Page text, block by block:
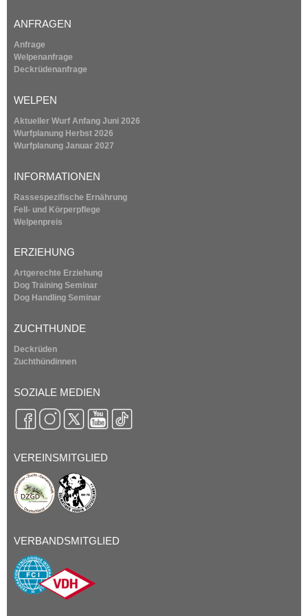
i
n
k
i
s
t
e
r
n
)
ANFRAGEN
Anfrage
Welpenanfrage
Deckrüdenanfrage
WELPEN
Aktueller Wurf Anfang Juni 2026
Wurfplanung Herbst 2026
Wurfplanung Januar 2027
INFORMATIONEN
Rassespezifische Ernährung
Fell- und Körperpflege
Welpenpreis
ERZIEHUNG
Artgerechte Erziehung
Dog Training Seminar
Dog Handling Seminar
ZUCHTHUNDE
Deckrüden
Zuchthündinnen
SOZIALE MEDIEN
VEREINSMITGLIED
VERBANDSMITGLIED